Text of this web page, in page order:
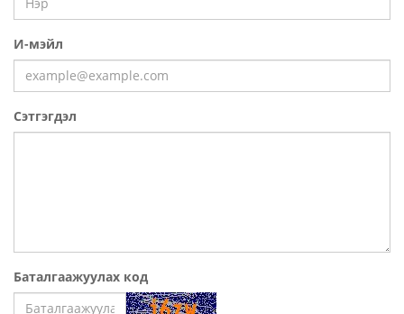
И-мэйл
Сэтгэгдэл
Баталгаажуулах код